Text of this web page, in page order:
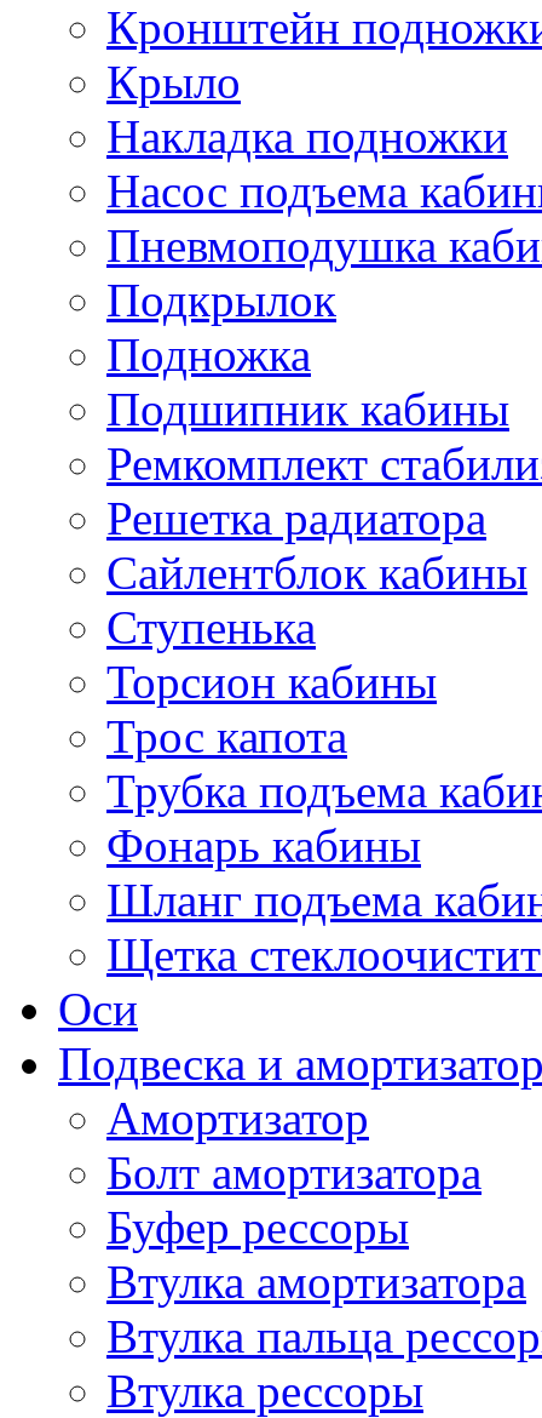
Кронштейн
Крыло
Накладка подножки
Насос подъема
Пневмоподушка
Подкрылок
Подножка
Подшипник кабины
Ремкомплект
Решетка радиатора
Сайлентблок кабины
Ступенька
Торсион кабины
Трос капота
Трубка подъема
Фонарь кабины
Шланг подъема
Щетка
Оси
Подвеска и
Амортизатор
Болт амортизатора
Буфер рессоры
Втулка амортизатора
Втулка пальца
Втулка рессоры